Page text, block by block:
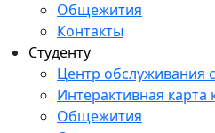
Общежития
Контакты
Студенту
Центр обслуживания
Интерактивная карта
Общежития